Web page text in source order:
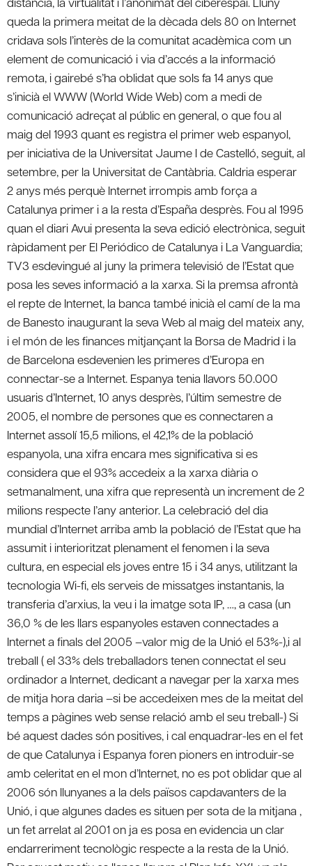
queda la primera meitat de la dècada dels 80 on Internet
cridava sols l’interès de la comunitat acadèmica com un
element de comunicació i via d’accés a la informació
remota, i gairebé s’ha oblidat que sols fa 14 anys que
s’inicià el WWW (World Wide Web) com a medi de
comunicació adreçat al públic en general, o que fou al
maig del 1993 quant es registra el primer web espanyol,
per iniciativa de la Universitat Jaume I de Castelló, seguit, al
setembre, per la Universitat de Cantàbria. Caldria esperar
2 anys més perquè Internet irrompis amb força a
Catalunya primer i a la resta d’España desprès. Fou al 1995
quan el diari Avui presenta la seva edició electrònica, seguit
ràpidament per El Periódico de Catalunya i La Vanguardia;
TV3 esdevingué al juny la primera televisió de l’Estat que
posa les seves informació a la xarxa. Si la premsa afrontà
el repte de Internet, la banca també inicià el camí de la ma
de Banesto inaugurant la seva Web al maig del mateix any,
i el món de les finances mitjançant la Borsa de Madrid i la
de Barcelona esdevenien les primeres d’Europa en
connectar-se a Internet. Espanya tenia llavors 50.000
usuaris d’Internet, 10 anys desprès, l’últim semestre de
2005, el nombre de persones que es connectaren a
Internet assolí 15,5 milions, el 42,1% de la població
espanyola, una xifra encara mes significativa si es
considera que el 93% accedeix a la xarxa diària o
setmanalment, una xifra que representà un increment de 2
milions respecte l’any anterior. La celebració del dia
mundial d’Internet arriba amb la població de l’Estat que ha
assumit i interioritzat plenament el fenomen i la seva
cultura, en especial els joves entre 15 i 34 anys, utilitzant la
tecnologia Wi-fi, els serveis de missatges instantanis, la
transferia d’arxius, la veu i la imatge sota IP, …, a casa (un
36,0 % de les llars espanyoles estaven connectades a
Internet a finals del 2005 –valor mig de la Unió el 53%-),i al
treball ( el 33% dels treballadors tenen connectat el seu
ordinador a Internet, dedicant a navegar per la xarxa mes
de mitja hora daria –si be accedeixen mes de la meitat del
temps a pàgines web sense relació amb el seu treball-) Si
bé aquest dades són positives, i cal enquadrar-les en el fet
de que Catalunya i Espanya foren pioners en introduir-se
amb celeritat en el mon d’Internet, no es pot oblidar que al
2006 són llunyanes a la dels països capdavanters de la
Unió, i que algunes dades es situen per sota de la mitjana ,
un fet arrelat al 2001 on ja es posa en evidencia un clar
endarreriment tecnològic respecte a la resta de la Unió.